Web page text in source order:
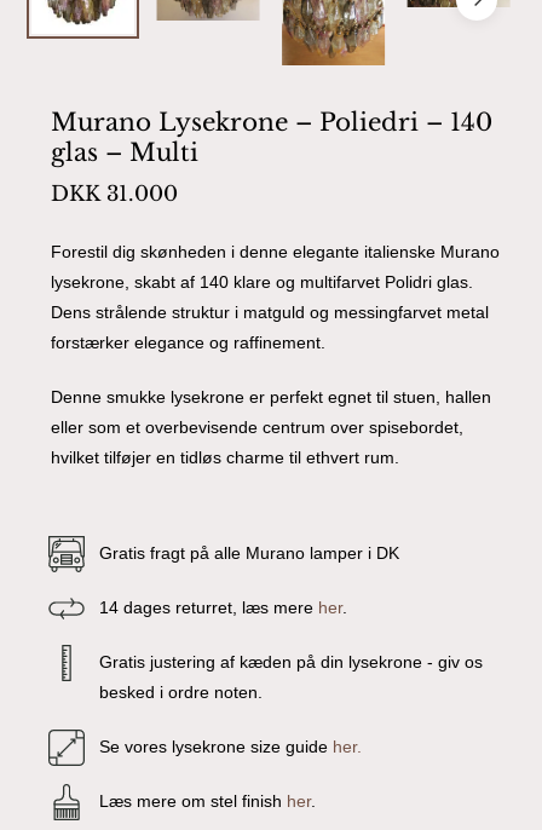
Murano Lysekrone – Poliedri – 140
glas – Multi
DKK31.000
Forestil dig skønheden i denne elegante italienske Murano
lysekrone, skabt af 140 klare og multifarvet Polidri glas.
Dens strålende struktur i matguld og messingfarvet metal
forstærker elegance og raffinement.
Denne smukke lysekrone er perfekt egnet til stuen, hallen
eller som et overbevisende centrum over spisebordet,
hvilket tilføjer en tidløs charme til ethvert rum.
Gratis fragt på alle Murano lamper i DK
14 dages returret, læs mere her.
Gratis justering af kæden på din lysekrone - giv os
besked i ordre noten.
Se vores lysekrone size guide her.
Læs mere om stel finish her.